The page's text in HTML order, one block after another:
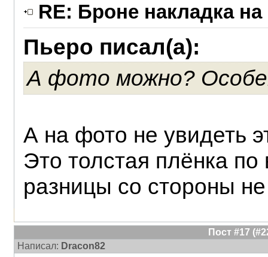
RE: Броне накладка
Пьеро писал(а):
А фото можно?
А на фото не увидеть
Это толстая плёнка по
разницы со стороны
Пост #17
Написал: Dracon82